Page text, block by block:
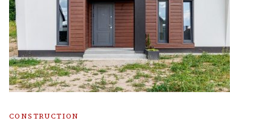
CONSTRUCTION